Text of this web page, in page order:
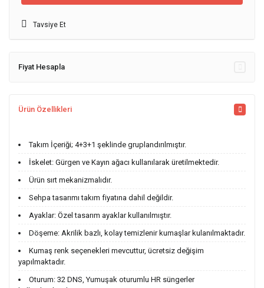
Tavsiye Et
Fiyat Hesapla
Ürün Özellikleri
Takım İçeriği; 4+3+1 şeklinde gruplandırılmıştır.
İskelet: Gürgen ve Kayın ağacı kullanılarak üretilmektedir.
Ürün sırt mekanizmalıdır.
Sehpa tasarımı takım fiyatına dahil değildir.
Ayaklar: Özel tasarım ayaklar kullanılmıştır.
Döşeme: Akrilik bazlı, kolay temizlenir kumaşlar kulanılmaktadır.
Kumaş renk seçenekleri mevcuttur, ücretsiz değişim
yapılmaktadır.
Oturum: 32 DNS, Yumuşak oturumlu HR süngerler